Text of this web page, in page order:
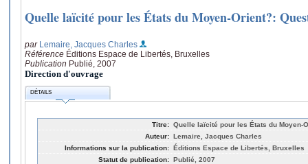
Quelle laïcité pour les États du Moyen-Orient?:
par Lemaire, Jacques Charles
Référence Éditions Espace de Libertés, Bruxelles
Publication Publié, 2007
Direction d'ouvrage
DÉTAILS
Titre: Quelle laïcité pour les États du Moyen-
Auteur: Lemaire, Jacques Charles
Informations sur la publication: Éditions Espace de Libertés, Bruxelles
Statut de publication: Publié, 2007